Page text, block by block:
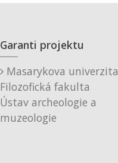
Garanti projektu
Masarykova univerzita
Filozofická fakulta
Ústav archeologie a
muzeologie